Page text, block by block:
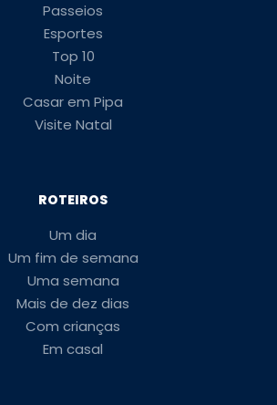
Passeios
Esportes
Top 10
Noite
Casar em Pipa
Visite Natal
ROTEIROS
Um dia
Um fim de semana
Uma semana
Mais de dez dias
Com crianças
Em casal